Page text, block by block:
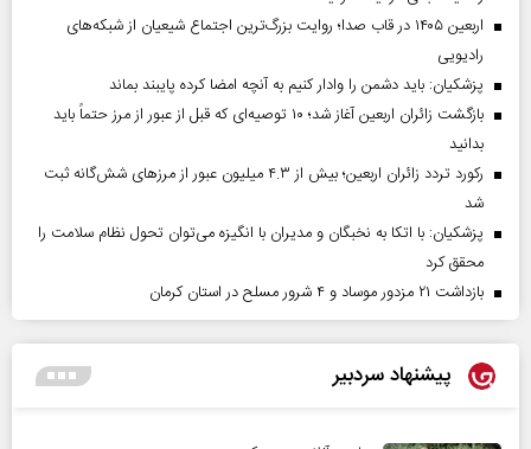
اربعین ۱۴۰۵ در قاب صدا؛ روایت بزرگ‌ترین اجتماع شیعیان از شبکه‌های
رادیویی
پزشکیان: باید دشمن را وادار کنیم به آنچه امضا کرده پایبند بماند
بازگشت زائران اربعین آغاز شد؛ ۱۰ توصیه‌ای که قبل از عبور از مرز حتماً باید
بدانید
رکورد تردد زائران اربعین؛ بیش از ۴.۳ میلیون عبور از مرزهای شش‌گانه ثبت
شد
پزشکیان: با اتکا به نخبگان و مدیران با انگیزه می‌توان تحول نظام سلامت را
محقق کرد
بازداشت ۲۱ مزدور موساد و ۴ شرور مسلح در استان کرمان
پیشنهاد سردبیر